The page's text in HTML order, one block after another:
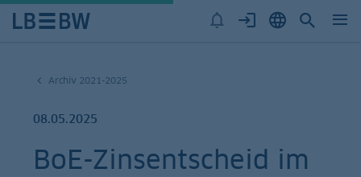
Archiv 2021-2025
08.05.2025
BoE-Zinsentscheid im